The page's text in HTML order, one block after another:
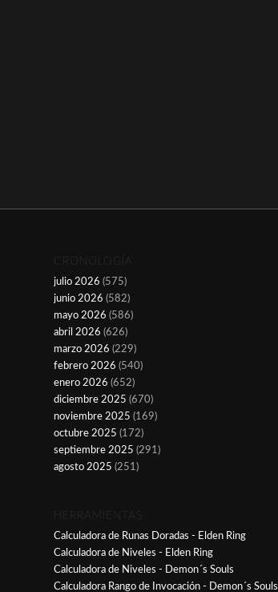
CRONOLOGÍA
julio 2026 (575)
junio 2026 (582)
mayo 2026 (586)
abril 2026 (626)
marzo 2026 (229)
febrero 2026 (540)
enero 2026 (652)
diciembre 2025 (670)
noviembre 2025 (169)
octubre 2025 (172)
septiembre 2025 (291)
agosto 2025 (251)
HERRAMIENTAS
Calculadora de Runas Doradas - Elden Ring
Calculadora de Niveles - Elden Ring
Calculadora de Niveles - Demon´s Souls
Calculadora Rango de Invocación - Demon´s Souls